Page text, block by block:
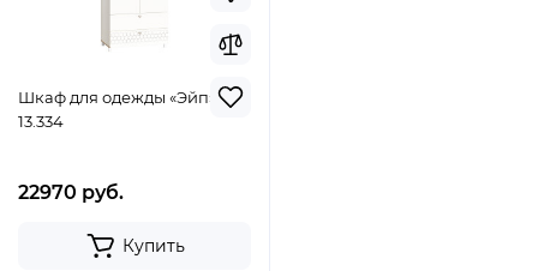
Шкаф для одежды «Эйп»
13.334
22970 руб.
Купить